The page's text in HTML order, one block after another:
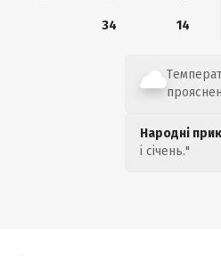
34
14
Народні
і січень."